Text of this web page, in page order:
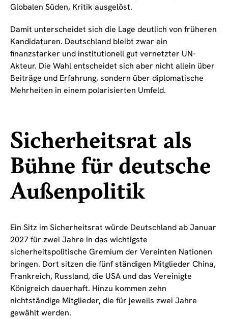
Globalen Süden, Kritik ausgelöst.
Damit unterscheidet sich die Lage deutlich von früheren
Kandidaturen. Deutschland bleibt zwar ein
finanzstarker und institutionell gut vernetzter UN-
Akteur. Die Wahl entscheidet sich aber nicht allein über
Beiträge und Erfahrung, sondern über diplomatische
Mehrheiten in einem polarisierten Umfeld.
Sicherheitsrat als
Bühne für deutsche
Außenpolitik
Ein Sitz im Sicherheitsrat würde Deutschland ab Januar
2027 für zwei Jahre in das wichtigste
sicherheitspolitische Gremium der Vereinten Nationen
bringen. Dort sitzen die fünf ständigen Mitglieder China,
Frankreich, Russland, die USA und das Vereinigte
Königreich dauerhaft. Hinzu kommen zehn
nichtständige Mitglieder, die für jeweils zwei Jahre
gewählt werden.